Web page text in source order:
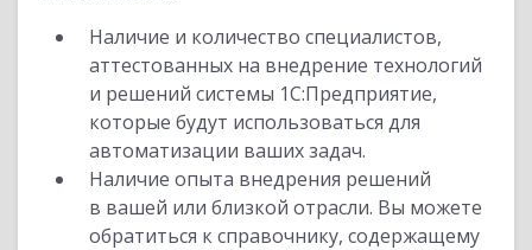
Наличие и количество специалистов,
аттестованных на внедрение технологий
и решений системы 1С:Предприятие,
которые будут использоваться для
автоматизации ваших задач.
Наличие опыта внедрения решений
в вашей или близкой отрасли. Вы можете
обратиться к справочнику, содержащему